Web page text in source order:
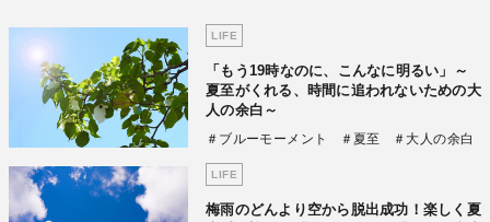
LIFE
「もう19時なのに、こんなに明るい」～
夏至がくれる、時間に追われないための大
人の余白～
＃ブルーモーメント ＃夏至 ＃大人の余白
LIFE
梅雨のどんより空から脱出成功！楽しく夏